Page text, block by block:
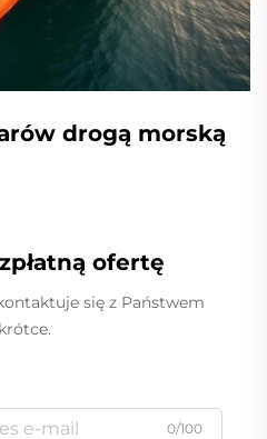
drogą morską
ofertę
się z Państwem
0/100